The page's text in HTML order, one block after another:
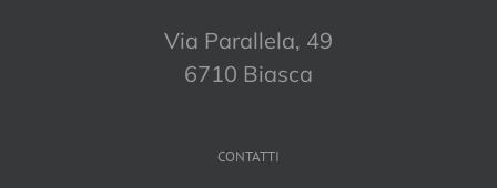
Via Parallela, 49
6710 Biasca
CONTATTI